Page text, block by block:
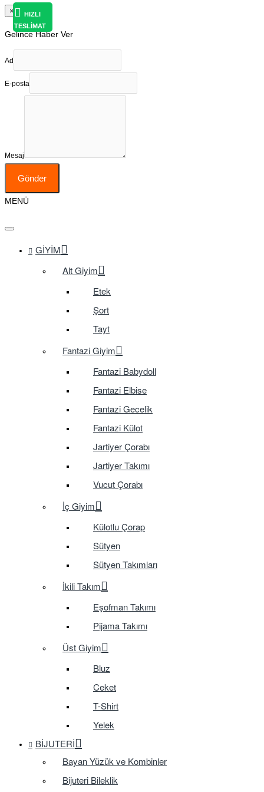
×
Gelince Haber Ver
Ad
E-posta
Mesaj
Gönder
MENÜ
GIYIM
Alt Giyim
Etek
Şort
Tayt
Fantazi Giyim
Fantazi Babydoll
Fantazi Elbise
Fantazi Gecelik
Fantazi Külot
Jartiyer Çorabı
Jartiyer Takımı
Vucut Çorabı
İç Giyim
Külotlu Çorap
Sütyen
Sütyen Takımları
İkili Takım
Eşofman Takımı
Pijama Takımı
Üst Giyim
Bluz
Ceket
T-Shirt
Yelek
BIJUTERI
Bayan Yüzük ve Kombinler
Bijuteri Bileklik
HIZLI
TESLİMAT